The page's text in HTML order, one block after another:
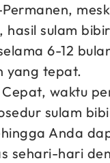
hasil sulam
6-12
yang tepat.
Cepat, waktu
sulam
Anda
sehari-hari